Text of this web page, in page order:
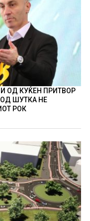
И ОД КУЌЕН ПРИТВОР
ШУТКА НЕ
РОК